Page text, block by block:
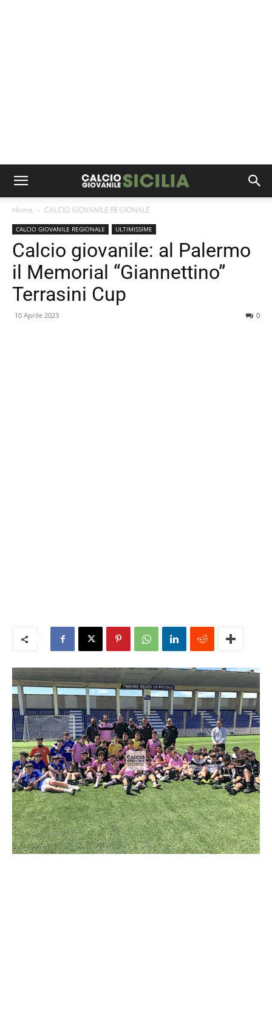
Home CALCIO GIOVANILE REGIONALE
CALCIO GIOVANILE REGIONALE ULTIMISSIME
Calcio giovanile: al Palermo
il Memorial “Giannettino”
Terrasini Cup
10 Aprile 2023 0